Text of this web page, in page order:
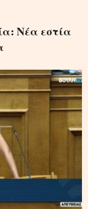
Νέα εστία